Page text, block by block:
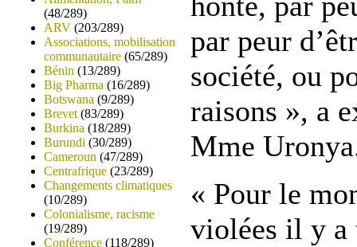
(48/289)
ARV (203/289)
Associations, mobilisation
communautaire (65/289)
Bénin (13/289)
Big Pharma (16/289)
Botswana (9/289)
Brevet (83/289)
Burkina (18/289)
Burundi (30/289)
Cameroun (47/289)
Centrafrique (23/289)
Changements climatiques
(10/289)
Colonialisme, racisme
(19/289)
Conférence (118/289)
par peur
société, ou
raisons », a
Mme
« Pour le
violées il y a